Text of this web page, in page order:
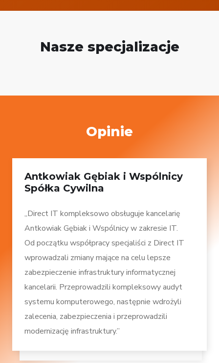
Nasze specjalizacje
Opinie
Antkowiak Gębiak i Wspólnicy
Spółka Cywilna
„Direct IT kompleksowo obsługuje kancelarię
Antkowiak Gębiak i Wspólnicy w zakresie IT.
Od początku współpracy specjaliści z Direct IT
wprowadzali zmiany mające na celu lepsze
zabezpieczenie infrastruktury informatycznej
kancelarii. Przeprowadzili kompleksowy audyt
systemu komputerowego, następnie wdrożyli
zalecenia, zabezpieczenia i przeprowadzili
modernizację infrastruktury.”